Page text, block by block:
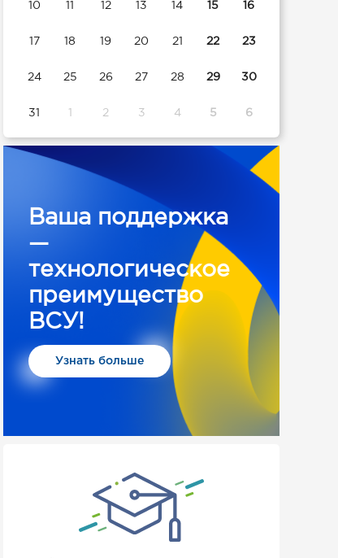
10 11 12 13 14 15 16
17 18 19 20 21 22 23
24 25 26 27 28 29 30
31 1 2 3 4 5 6
Ваша поддержка
—
технологическое
преимущество
ВСУ!
Узнать больше